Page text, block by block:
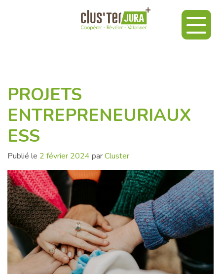
PROJETS
ENTREPRENEURIAUX
ESS
Publié le 2 février 2024 parCluster